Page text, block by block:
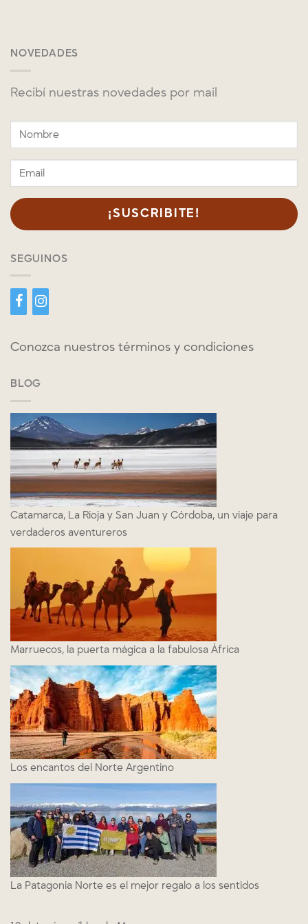
NOVEDADES
Recibí nuestras novedades por mail
SEGUINOS
Conozca nuestros términos y condiciones
BLOG
Catamarca, La Rioja y San Juan y Córdoba, un viaje para
verdaderos aventureros
Marruecos, la puerta mágica a la fabulosa África
Los encantos del Norte Argentino
La Patagonia Norte es el mejor regalo a los sentidos